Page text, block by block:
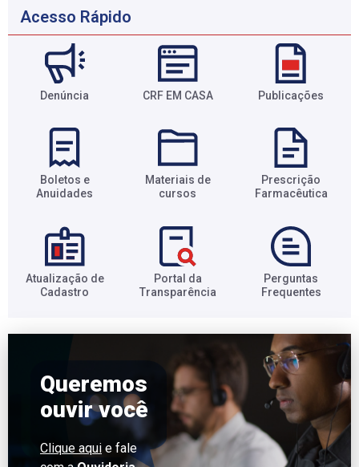
Acesso Rápido
Denúncia CRF EM CASA Publicações
Boletos e
Anuidades​
Materiais de
cursos​
Prescrição
Farmacêutica​
Atualização de
Cadastro​
Portal da
Transparência​
Perguntas
Frequentes​
Queremos
ouvir você
Clique aqui e fale